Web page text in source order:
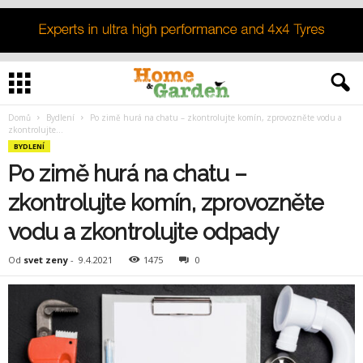
Domů Bydlení
Po zimě hurá na chatu – zkontrolujte komín, zprovozněte vodu a
zkontrolujte...
BYDLENÍ
Po zimě hurá na chatu –
zkontrolujte komín, zprovozněte
vodu a zkontrolujte odpady
Od svet zeny - 9.4.2021 1475 0